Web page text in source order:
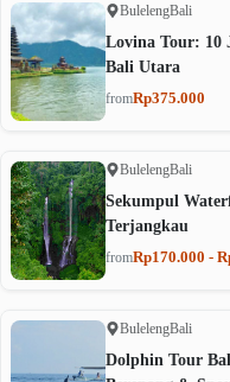
BulelengBali
Lovina Tour: 10
Bali Utara
fromRp375.000
BulelengBali
Sekumpul
Terjangkau
fromRp170.000 -
BulelengBali
Dolphin Tour